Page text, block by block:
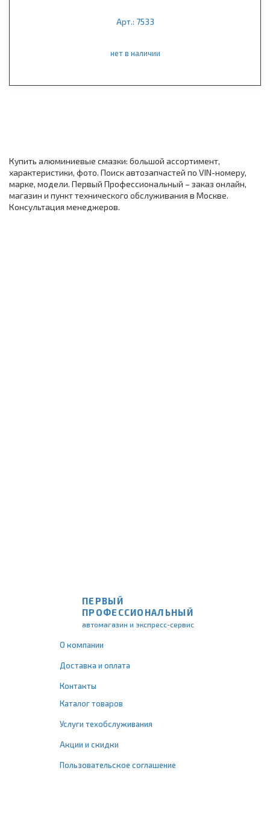
Арт.: 7533
нет в наличии
Купить алюминиевые смазки: большой ассортимент,
характеристики, фото. Поиск автозапчастей по VIN-номеру,
марке, модели. Первый Профессиональный – заказ онлайн,
магазин и пункт технического обслуживания в Москве.
Консультация менеджеров.
ПЕРВЫЙ
ПРОФЕССИОНАЛЬНЫЙ
автомагазин и экспресс-сервис
О компании
Доставка и оплата
Контакты
Каталог товаров
Услуги техобслуживания
Акции и скидки
Пользовательское соглашение